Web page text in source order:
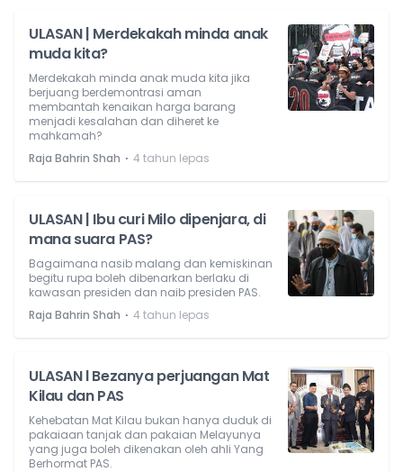
ULASAN | Merdekakah minda anak
muda kita?
Merdekakah minda anak muda kita jika
berjuang berdemontrasi aman
membantah kenaikan harga barang
menjadi kesalahan dan diheret ke
mahkamah?
Raja Bahrin Shah ⋅ 4 tahun lepas
ULASAN | Ibu curi Milo dipenjara, di
mana suara PAS?
Bagaimana nasib malang dan kemiskinan
begitu rupa boleh dibenarkan berlaku di
kawasan presiden dan naib presiden PAS.
Raja Bahrin Shah ⋅ 4 tahun lepas
ULASAN l Bezanya perjuangan Mat
Kilau dan PAS
Kehebatan Mat Kilau bukan hanya duduk di
pakaiaan tanjak dan pakaian Melayunya
yang juga boleh dikenakan oleh ahli Yang
Berhormat PAS.